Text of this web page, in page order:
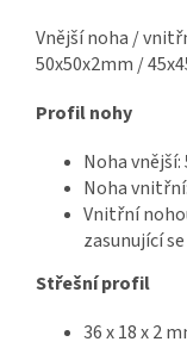
Vnější noha /
50x50x2mm /
Profil nohy
Noha vnější:
Noha
Vnitřní
zasunující
Střešní profil
36 x 18 x 2